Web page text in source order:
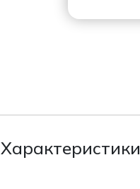
Характеристики